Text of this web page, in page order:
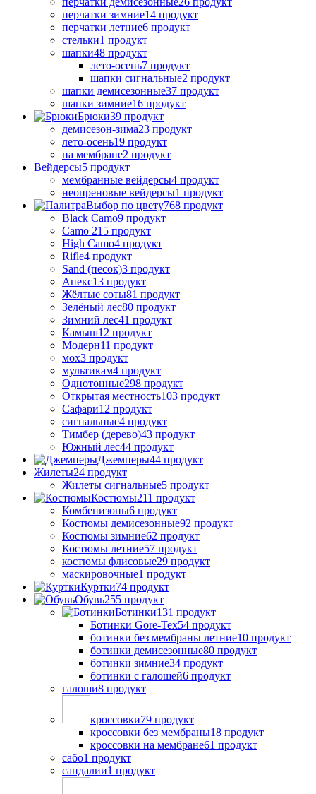
перчатки зимние14 продукт
перчатки летние6 продукт
стельки1 продукт
шапки48 продукт
лето-осень7 продукт
шапки сигнальные2 продукт
шапки демисезонные37 продукт
шапки зимние16 продукт
Брюки39 продукт
демисезон-зима23 продукт
лето-осень19 продукт
на мембране2 продукт
Вейдерсы5 продукт
мембранные вейдерсы4 продукт
неопреновые вейдерсы1 продукт
Выбор по цвету768 продукт
Black Camo9 продукт
Camo 21 5 продукт
High Camo4 продукт
Rifle4 продукт
Sand (песок)3 продукт
Апекс13 продукт
Жёлтые соты81 продукт
Зелёный лес80 продукт
Зимний лес41 продукт
Камыш12 продукт
Модерн11 продукт
мох3 продукт
мультикам4 продукт
Однотонные298 продукт
Открытая местность103 продукт
Сафари12 продукт
сигнальные4 продукт
Тимбер (дерево)43 продукт
Южный лес44 продукт
Джемперы44 продукт
Жилеты24 продукт
Жилеты сигнальные5 продукт
Костюмы211 продукт
Комбенизоны6 продукт
Костюмы демисезонные92 продукт
Костюмы зимние62 продукт
Костюмы летние57 продукт
костюмы флисовые29 продукт
маскировочные1 продукт
Куртки74 продукт
Обувь255 продукт
Ботинки131 продукт
Ботинки Gore-Tex54 продукт
ботинки без мембраны летние10 продукт
ботинки демисезонные80 продукт
ботинки зимние34 продукт
ботинки с галошей6 продукт
галоши8 продукт
кроссовки79 продукт
кроссовки без мембраны18 продукт
кроссовки на мембране61 продукт
сабо1 продукт
сандалии1 продукт